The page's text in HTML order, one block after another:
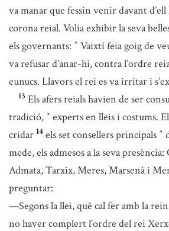
va manar que fessin venir davant
corona reial. Volia exhibir la seva
els governants: * Vaixtí feia goig de
va refusar d’anar-hi, contra l’ordre
eunucs. Llavors el rei es va irritar i
13 Els afers reials havien de ser
tradició, * experts en lleis i costums.
cridar 14 els set consellers principals *
mede, els admesos a la seva
Admata, Tarxix, Meres, Marsenà i
preguntar:
—Segons la llei, què cal fer amb la
no haver complert l’ordre del rei